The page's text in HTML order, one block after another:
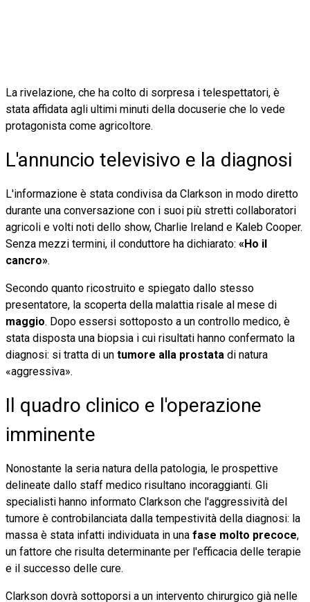
La rivelazione, che ha colto di sorpresa i telespettatori, è
stata affidata agli ultimi minuti della docuserie che lo vede
protagonista come agricoltore.
L'annuncio televisivo e la diagnosi
L'informazione è stata condivisa da Clarkson in modo diretto
durante una conversazione con i suoi più stretti collaboratori
agricoli e volti noti dello show, Charlie Ireland e Kaleb Cooper.
Senza mezzi termini, il conduttore ha dichiarato: «Ho il
cancro».
Secondo quanto ricostruito e spiegato dallo stesso
presentatore, la scoperta della malattia risale al mese di
maggio. Dopo essersi sottoposto a un controllo medico, è
stata disposta una biopsia i cui risultati hanno confermato la
diagnosi: si tratta di un tumore alla prostata di natura
«aggressiva».
Il quadro clinico e l'operazione
imminente
Nonostante la seria natura della patologia, le prospettive
delineate dallo staff medico risultano incoraggianti. Gli
specialisti hanno informato Clarkson che l'aggressività del
tumore è controbilanciata dalla tempestività della diagnosi: la
massa è stata infatti individuata in una fase molto precoce,
un fattore che risulta determinante per l'efficacia delle terapie
e il successo delle cure.
Clarkson dovrà sottoporsi a un intervento chirurgico già nelle